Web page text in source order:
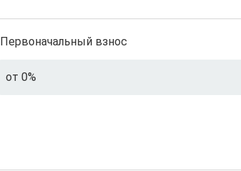
Первоначальный взнос
от 0%